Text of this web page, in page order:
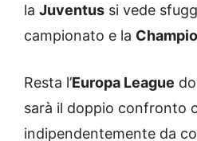
la Juventus si vede
campionato e la
Resta l’Europa League
sarà il doppio confronto
indipendentemente da